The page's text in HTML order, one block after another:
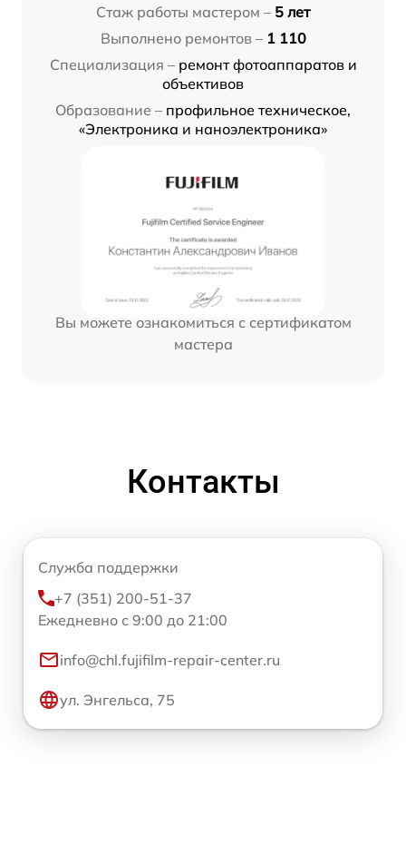
Стаж работы мастером – 5 лет
Выполнено ремонтов – 1 110
Специализация – ремонт фотоаппаратов и
объективов
Образование – профильное техническое,
«Электроника и наноэлектроника»
Вы можете ознакомиться с сертификатом
мастера
Контакты
Служба поддержки
+7 (351) 200-51-37
Ежедневно с 9:00 до 21:00
info@chl.fujifilm-repair-center.ru
ул. Энгельса, 75